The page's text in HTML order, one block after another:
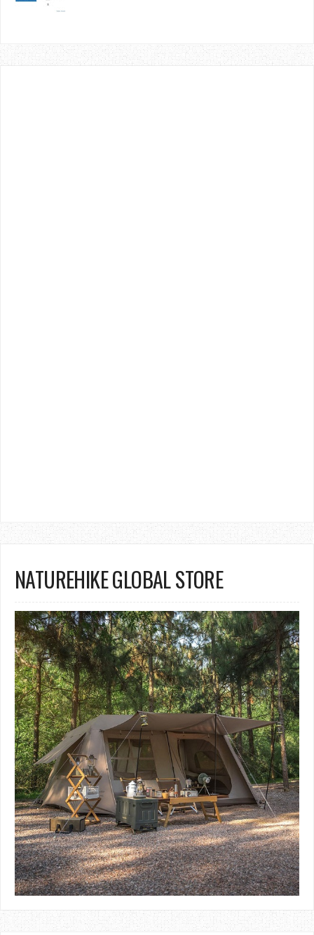
NATUREHIKE GLOBAL STORE